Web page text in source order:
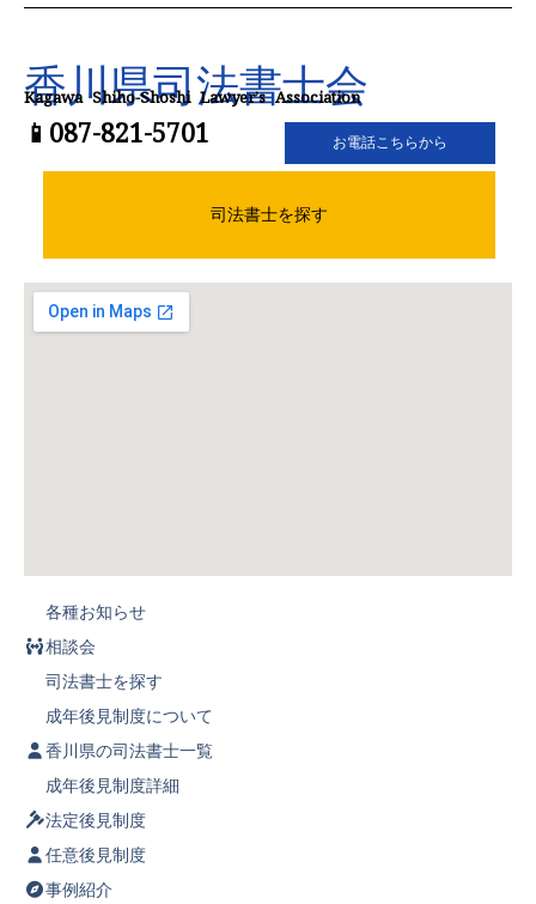
香川県司法書士会
Kagawa Shiho-Shoshi Lawyer’s Association
📱087-821-5701 お電話こちらから
司法書士を探す
各種お知らせ
相談会
司法書士を探す
成年後見制度について
香川県の司法書士一覧
成年後見制度詳細
法定後見制度
任意後見制度
事例紹介